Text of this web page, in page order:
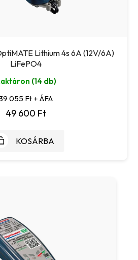
Lithium 4s 6A (12V/6A)
LiFePO4
(14 db)
055 Ft + ÁFA
49 600 Ft
KOSÁRBA